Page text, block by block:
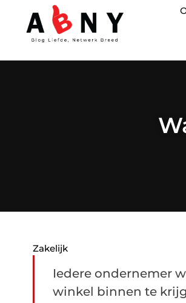
Zakelijk
Iedere ondernemer
winkel binnen te